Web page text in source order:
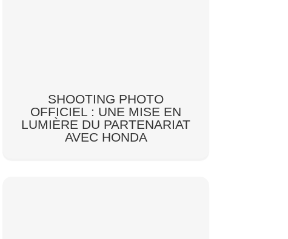
SHOOTING PHOTO
OFFICIEL : UNE MISE EN
LUMIÈRE DU PARTENARIAT
AVEC HONDA